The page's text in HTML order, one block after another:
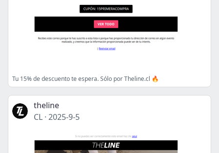
Tu 15% de descuento te espera. Sólo por Theline.cl 🔥
theline
CL · 2025-9-5